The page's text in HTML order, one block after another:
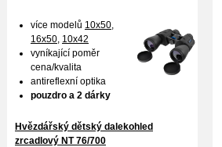
více modelů 10x50,
16x50, 10x42
vyníkající poměr
cena/kvalita
antireflexní optika
pouzdro a 2 dárky
Hvězdářský dětský dalekohled
zrcadlový NT 76/700